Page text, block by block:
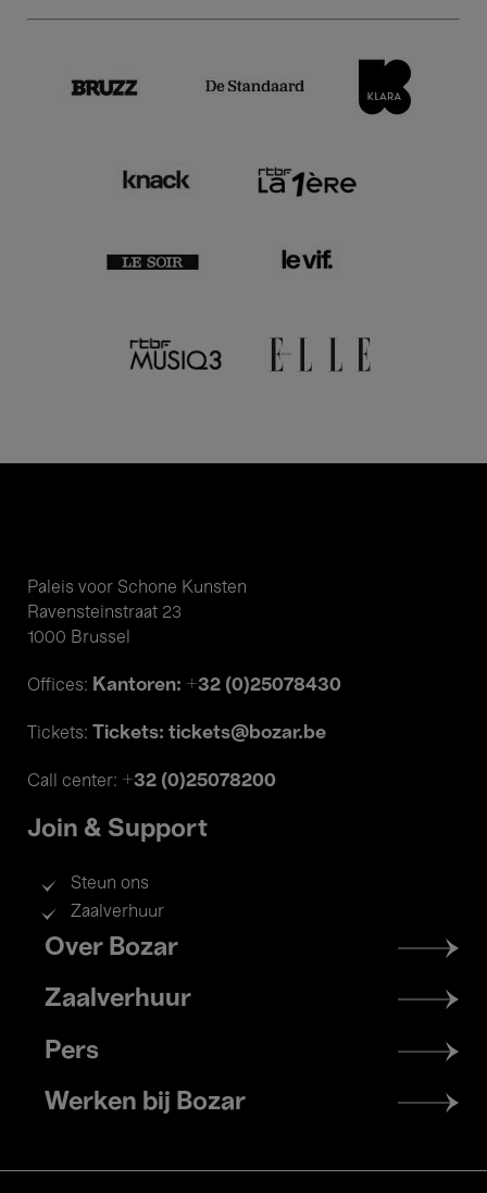
Paleis voor Schone Kunsten
Ravensteinstraat 23
1000 Brussel
Offices: Kantoren: +32 (0)25078430
Tickets: Tickets: tickets@bozar.be
Call center: +32 (0)25078200
Join & Support
Steun ons
Zaalverhuur
Footer
menu
Over Bozar
Zaalverhuur
Pers
Werken bij Bozar